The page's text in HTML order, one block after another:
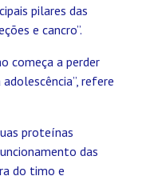
pilares das
e cancro”.
começa a perder
refere
proteínas
das
do timo e